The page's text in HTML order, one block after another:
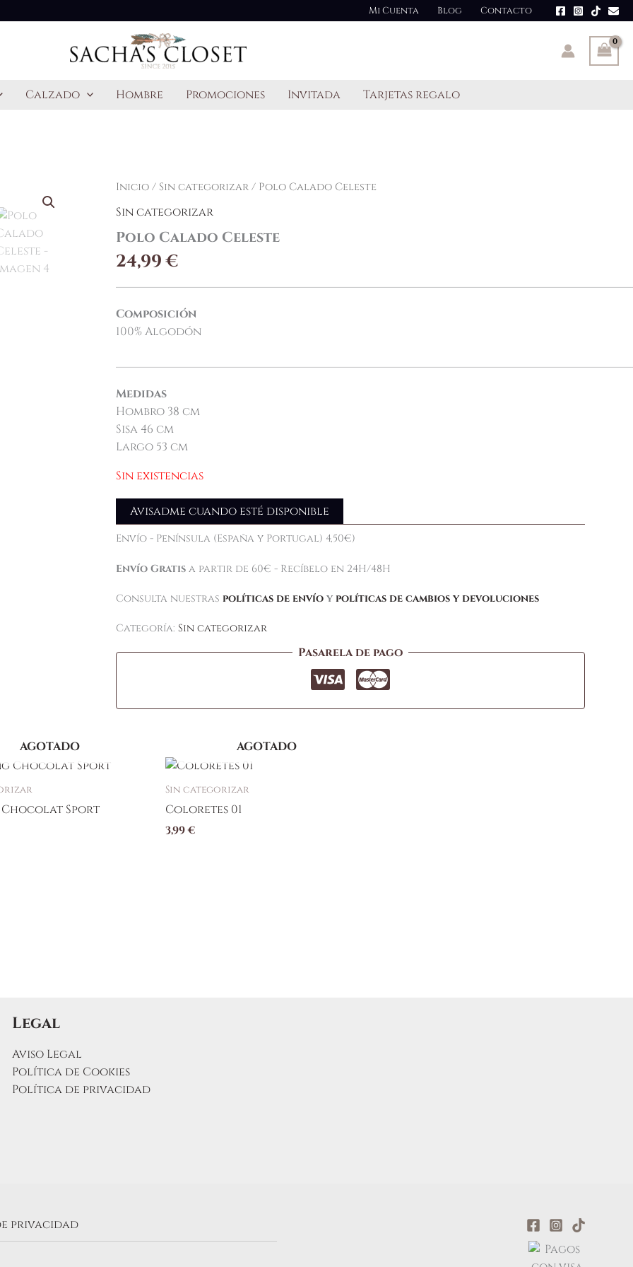
Mi Cuenta Blog Contacto
Calzado Hombre Promociones Invitada Tarjetas regalo
Inicio/ Sin categorizar/ Polo Calado Celeste
Sin categorizar
Polo Calado Celeste
24,99€
Composición
100% Algodón
Medidas
Hombro 38 cm
Sisa 46 cm
Largo 53 cm
Sin existencias
Avisadme cuando esté disponible
Envío - Península (España y Portugal) 4,50€)
Envío Gratisa partir de 60€ - Recíbelo en 24H/48H
Consulta nuestras políticas de envíoy políticas de cambios y devoluciones
Categoría: Sin categorizar
Pasarela de pago
AGOTADO
Chocolat Sport
AGOTADO
Sin categorizar
Coloretes 01
3,99€
Legal
Aviso Legal
Política de Cookies
Política de privacidad
privacidad